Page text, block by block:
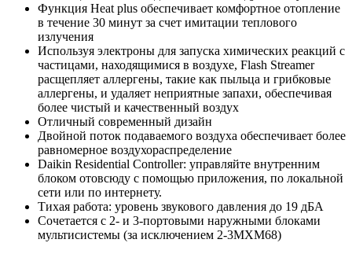
Функция Heat plus обеспечивает комфортное отопление
в течение 30 минут за счет имитации теплового
излучения
Используя электроны для запуска химических реакций с
частицами, находящимися в воздухе, Flash Streamer
расщепляет аллергены, такие как пыльца и грибковые
аллергены, и удаляет неприятные запахи, обеспечивая
более чистый и качественный воздух
Отличный современный дизайн
Двойной поток подаваемого воздуха обеспечивает более
равномерное воздухораспределение
Daikin Residential Controller: управляйте внутренним
блоком отовсюду с помощью приложения, по локальной
сети или по интернету.
Тихая работа: уровень звукового давления до 19 дБА
Сочетается с 2- и 3-портовыми наружными блоками
мультисистемы (за исключением 2-3MXM68)